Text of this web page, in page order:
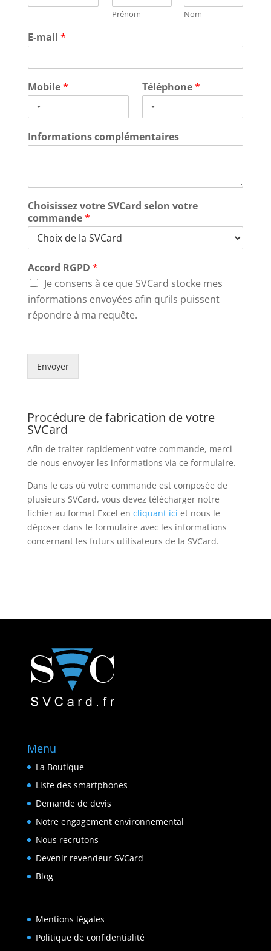
Prénom Nom
E-mail *
Mobile* Téléphone*
Informations complémentaires
Choisissez votre SVCard selon votre
commande*
Accord RGPD *
Je consens à ce que SVCard stocke mes
informations envoyées afin qu’ils puissent
répondre à ma requête.
Envoyer
Procédure de fabrication de votre
SVCard
Afin de traiter rapidement votre commande, merci
de nous envoyer les informations via ce formulaire.
Dans le cas où votre commande est composée de
plusieurs SVCard, vous devez télécharger notre
fichier au format Excel en cliquant ici et nous le
déposer dans le formulaire avec les informations
concernant les futurs utilisateurs de la SVCard.
Menu
La Boutique
Liste des smartphones
Demande de devis
Notre engagement environnemental
Nous recrutons
Devenir revendeur SVCard
Blog
Mentions légales
Politique de confidentialité